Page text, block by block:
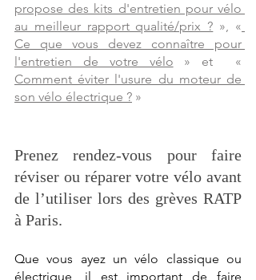
propose des kits d'entretien pour vélo
au meilleur rapport qualité/prix ? », «
Ce que vous devez connaître pour
l'entretien de votre vélo » et  «
Comment éviter l'usure du moteur de
son vélo électrique ? »
Prenez rendez-vous pour faire
réviser ou réparer votre vélo avant
de l’utiliser lors des grèves RATP
à Paris.
Que vous ayez un vélo classique ou
électrique, il est important de faire